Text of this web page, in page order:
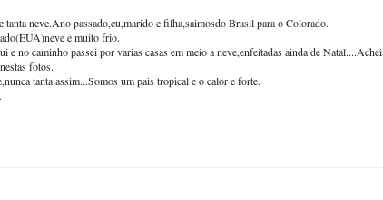
tanta neve.Ano passado,eu,marido e filha,saimosdo Brasil para o Colorado.
e muito frio.
e no caminho passei por varias casas em meio a neve,enfeitadas ainda de Natal....Achei
fotos.
tanta assim...Somos um pais tropical e o calor e forte.